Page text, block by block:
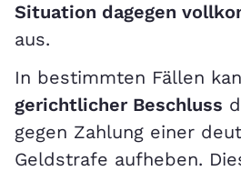
Situation dagegen
aus.
In bestimmten Fällen
gerichtlicher Beschluss
gegen Zahlung einer
Geldstrafe aufheben.